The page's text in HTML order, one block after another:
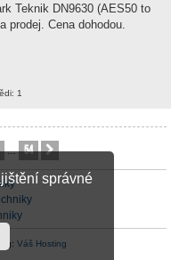
správné
Teknik DN9630 (AES50 to
prodej. Cena dohodou.
1
… 54 Další
Váš Hosting